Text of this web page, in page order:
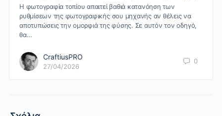
Η φωτογραφία τοπίου απαιτεί βαθιά κατανόηση των
ρυθμίσεων της φωτογραφικής σου μηχανής αν θέλεις να
αποτυπώσεις την ομορφιά της φύσης. Σε αυτόν τον οδηγό,
θα…
CraftiusPRO
27/04/2026
0